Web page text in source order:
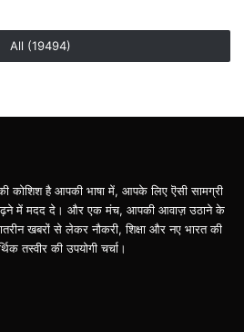
All (19494)
कोशिश है आपकी भाषा में, आपके लिए ऎसी सामग्री
में मदद दे। और एक मंच, आपकी आवाज़ उठाने के
खबरों से लेकर नौकरी, शिक्षा और नए भारत की
तस्वीर की उपयोगी चर्चा।